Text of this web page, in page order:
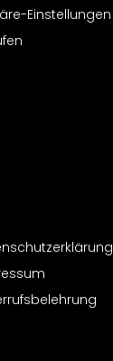
Einstellungen